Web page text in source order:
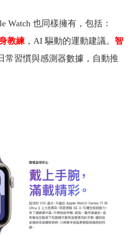
Watch 也同樣擁有，包括：
教練 ，AI 驅動的運動建議。 智
常習慣與感測器數據，自動推